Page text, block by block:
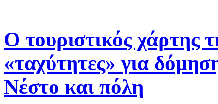
Ο τουριστικός χάρτης
«ταχύτητες» για
Νέστο και πόλη